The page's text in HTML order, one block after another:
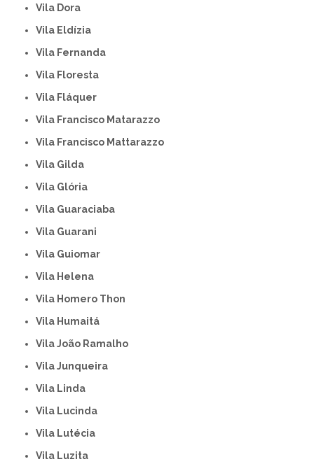
Vila Dora
Vila Eldízia
Vila Fernanda
Vila Floresta
Vila Fláquer
Vila Francisco Matarazzo
Vila Francisco Mattarazzo
Vila Gilda
Vila Glória
Vila Guaraciaba
Vila Guarani
Vila Guiomar
Vila Helena
Vila Homero Thon
Vila Humaitá
Vila João Ramalho
Vila Junqueira
Vila Linda
Vila Lucinda
Vila Lutécia
Vila Luzita